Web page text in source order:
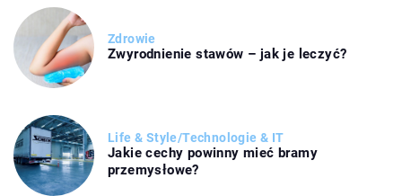
Zdrowie
Zwyrodnienie stawów – jak je leczyć?
Life & Style/Technologie & IT
Jakie cechy powinny mieć bramy
przemysłowe?